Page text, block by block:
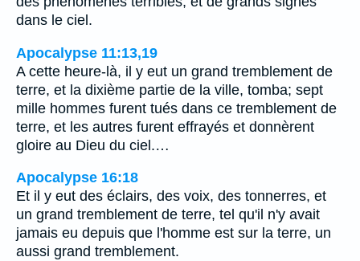
dans le ciel.
Apocalypse 11:13,19
A cette heure-là, il y eut un grand tremblement de
terre, et la dixième partie de la ville, tomba; sept
mille hommes furent tués dans ce tremblement de
terre, et les autres furent effrayés et donnèrent
gloire au Dieu du ciel.…
Apocalypse 16:18
Et il y eut des éclairs, des voix, des tonnerres, et
un grand tremblement de terre, tel qu'il n'y avait
jamais eu depuis que l'homme est sur la terre, un
aussi grand tremblement.